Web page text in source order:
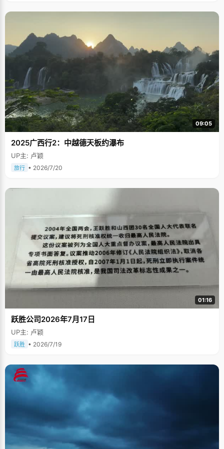
09:05
2025广西行2：中越德天板约瀑布
UP主: 卢颖
旅行 • 2026/7/20
01:16
跃胜公司2026年7月17日
UP主: 卢颖
跃胜 • 2026/7/19